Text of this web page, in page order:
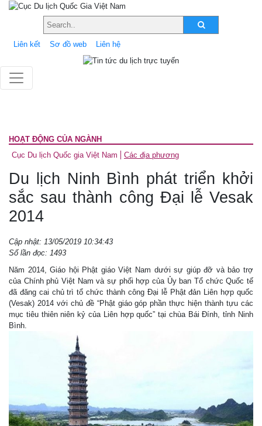
Liên kết Sơ đồ web Liên hệ
HOẠT ĐỘNG CỦA NGÀNH
Cục Du lịch Quốc gia Việt Nam
Các địa phương
Du lịch Ninh Bình phát triển khởi
sắc sau thành công Đại lễ Vesak
2014
Cập nhật: 13/05/2019 10:34:43
Số lần đọc: 1493
Năm 2014, Giáo hội Phật giáo Việt Nam dưới sự giúp đỡ và bảo trợ
của Chính phủ Việt Nam và sự phối hợp của Ủy ban Tổ chức Quốc tế
đã đăng cai chủ trì tổ chức thành công Đại lễ Phật đản Liên hợp quốc
(Vesak) 2014 với chủ đề “Phật giáo góp phần thực hiện thành tựu các
mục tiêu thiên niên kỷ của Liên hợp quốc” tại chùa Bái Đính, tỉnh Ninh
Bình.